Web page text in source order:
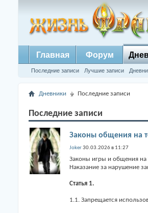
Главная Форум
Последние записи Лучшие записи
Дневники Последние записи
Последние записи
Законы общения на
Joker30.03.2026 в 11:27
Законы игры и общения на
Наказание за нарушение
Статья 1.
1.1. Запрещается